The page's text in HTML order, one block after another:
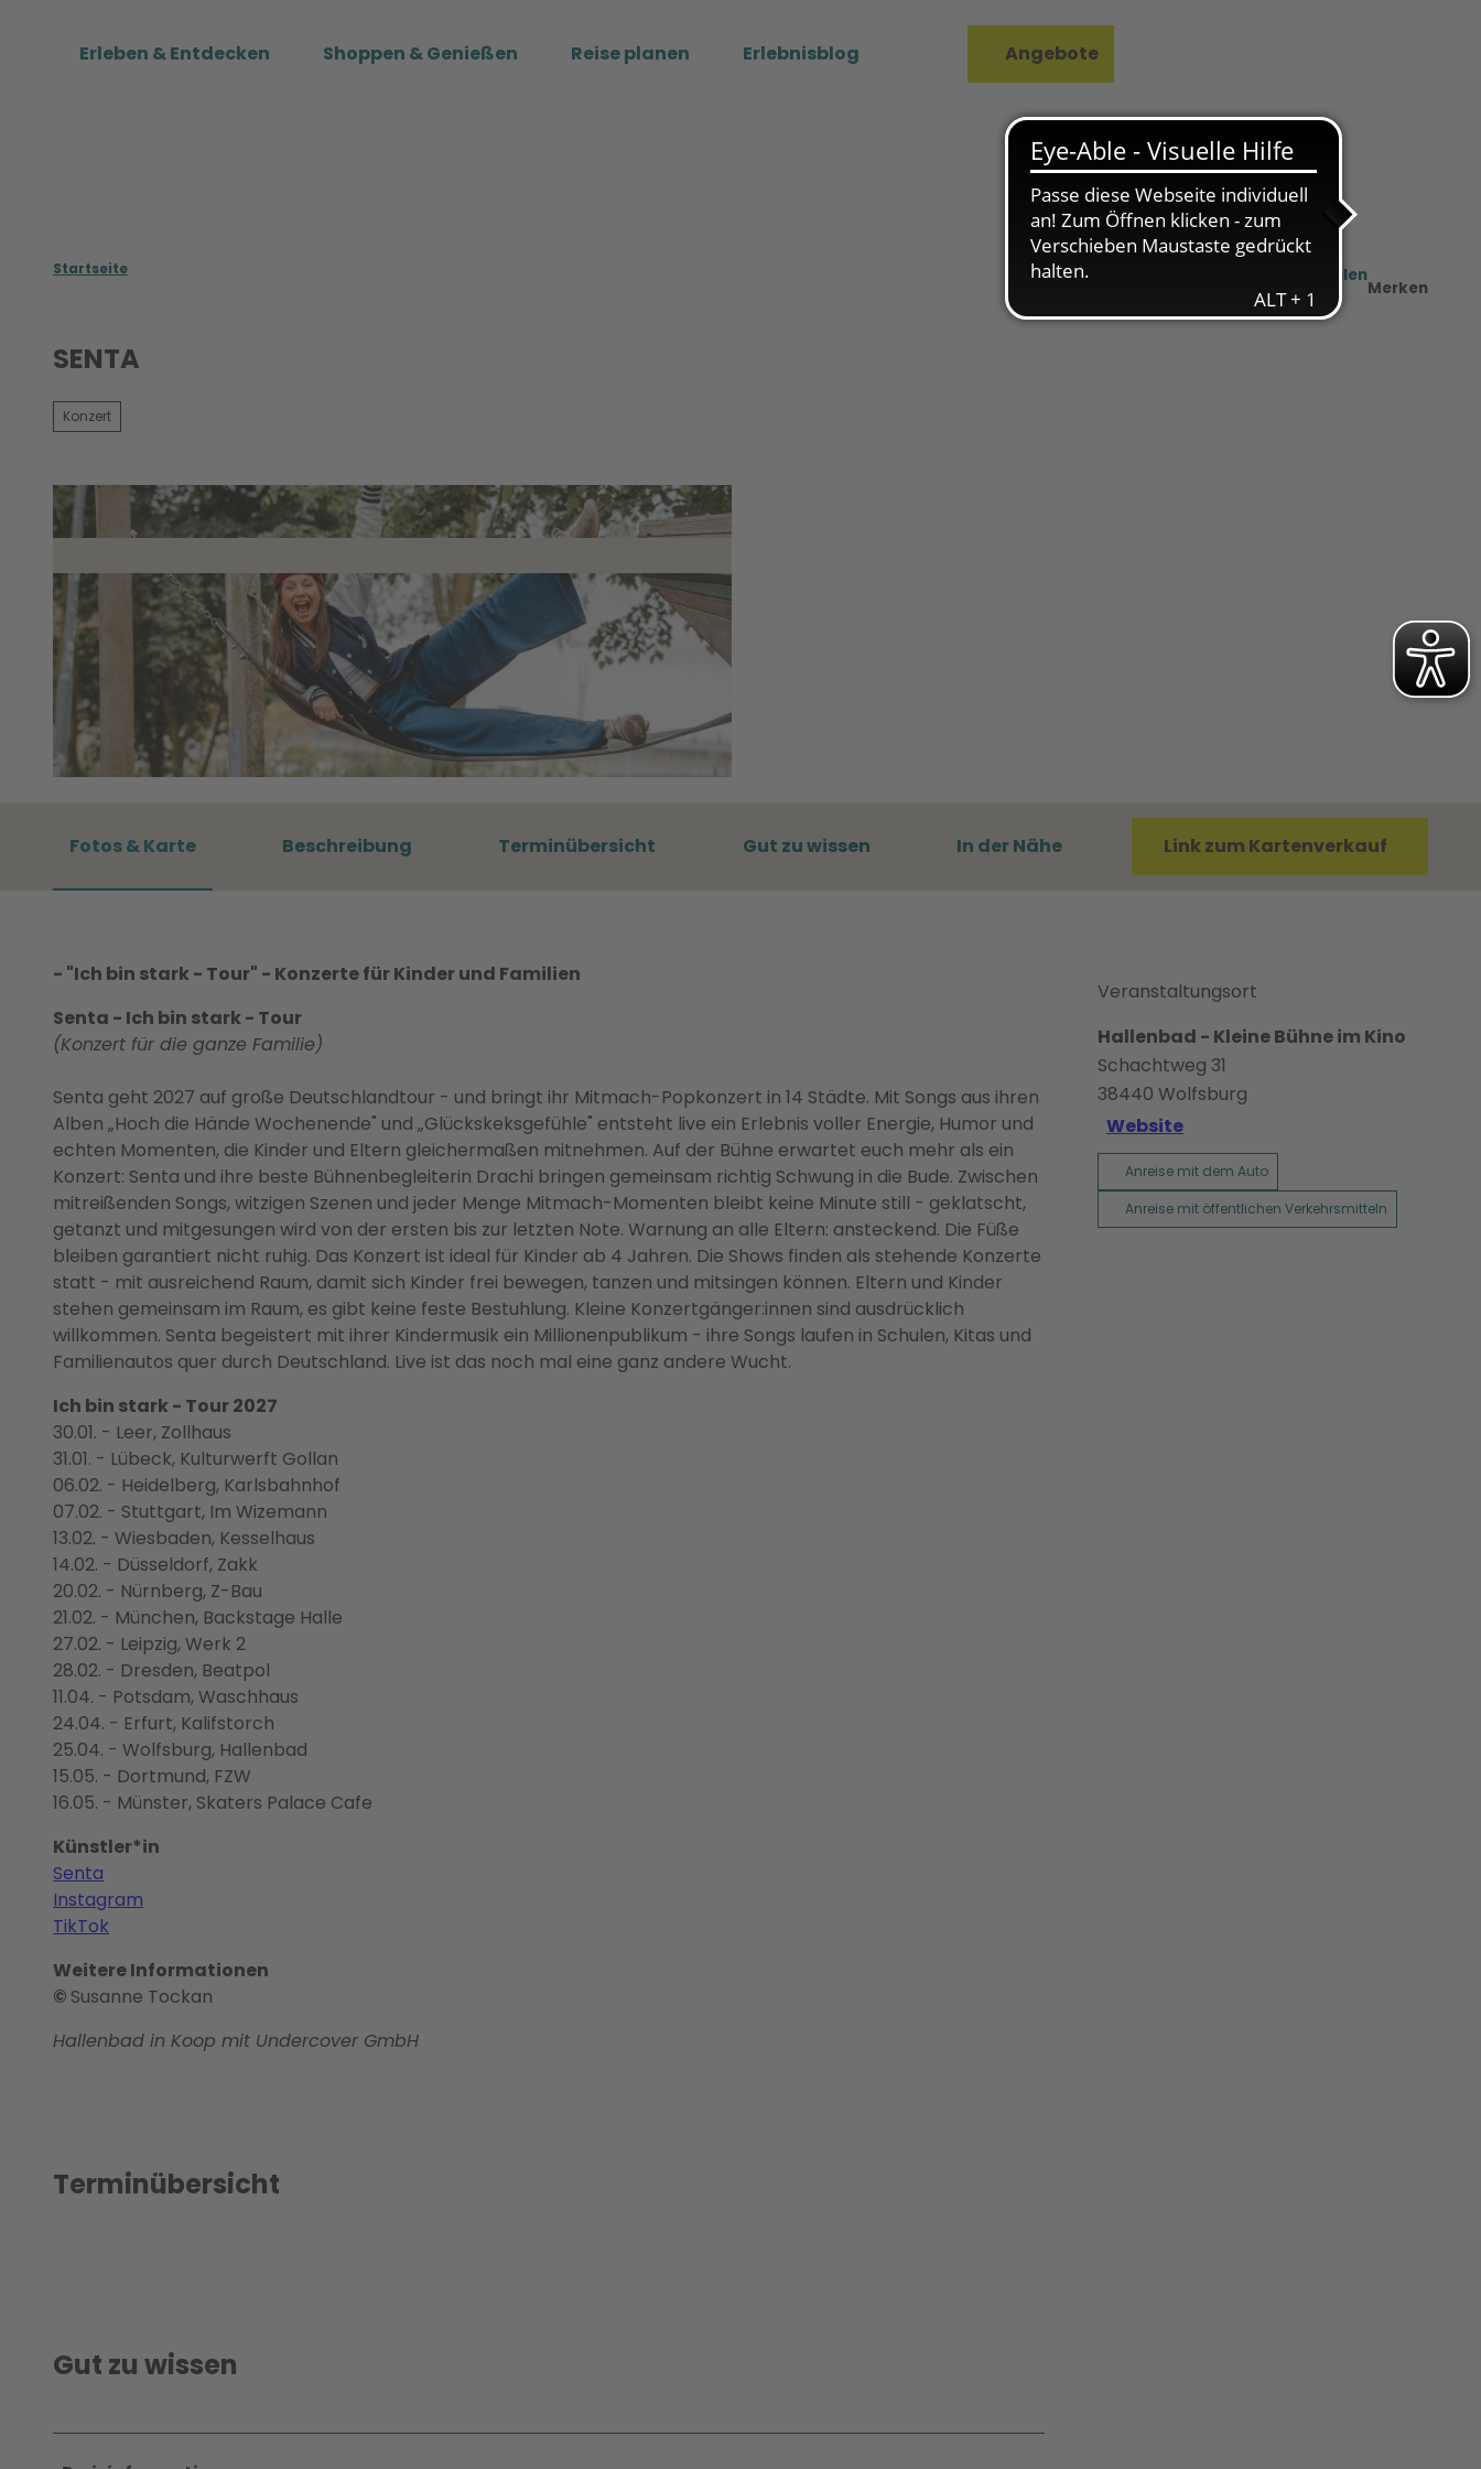
Erleben & Entdecken Shoppen & Genießen Reise planen Erlebnisblog Angebote
Startseite
PDF
Teilen
Merken
SENTA
Konzert
Fotos & Karte Beschreibung Terminübersicht Gut zu wissen In der Nähe Link zum Kartenverkauf
- "Ich bin stark - Tour" - Konzerte für Kinder und Familien
Senta - Ich bin stark - Tour
(Konzert für die ganze Familie)
Senta geht 2027 auf große Deutschlandtour - und bringt ihr Mitmach-Popkonzert in 14 Städte. Mit Songs aus ihren
Alben „Hoch die Hände Wochenende" und „Glückskeksgefühle" entsteht live ein Erlebnis voller Energie, Humor und
echten Momenten, die Kinder und Eltern gleichermaßen mitnehmen. Auf der Bühne erwartet euch mehr als ein
Konzert: Senta und ihre beste Bühnenbegleiterin Drachi bringen gemeinsam richtig Schwung in die Bude. Zwischen
mitreißenden Songs, witzigen Szenen und jeder Menge Mitmach-Momenten bleibt keine Minute still - geklatscht,
getanzt und mitgesungen wird von der ersten bis zur letzten Note. Warnung an alle Eltern: ansteckend. Die Füße
bleiben garantiert nicht ruhig. Das Konzert ist ideal für Kinder ab 4 Jahren. Die Shows finden als stehende Konzerte
statt - mit ausreichend Raum, damit sich Kinder frei bewegen, tanzen und mitsingen können. Eltern und Kinder
stehen gemeinsam im Raum, es gibt keine feste Bestuhlung. Kleine Konzertgänger:innen sind ausdrücklich
willkommen. Senta begeistert mit ihrer Kindermusik ein Millionenpublikum - ihre Songs laufen in Schulen, Kitas und
Familienautos quer durch Deutschland. Live ist das noch mal eine ganz andere Wucht.
Ich bin stark - Tour 2027
30.01. - Leer, Zollhaus
31.01. - Lübeck, Kulturwerft Gollan
06.02. - Heidelberg, Karlsbahnhof
07.02. - Stuttgart, Im Wizemann
13.02. - Wiesbaden, Kesselhaus
14.02. - Düsseldorf, Zakk
20.02. - Nürnberg, Z-Bau
21.02. - München, Backstage Halle
27.02. - Leipzig, Werk 2
28.02. - Dresden, Beatpol
11.04. - Potsdam, Waschhaus
24.04. - Erfurt, Kalifstorch
25.04. - Wolfsburg, Hallenbad
15.05. - Dortmund, FZW
16.05. - Münster, Skaters Palace Cafe
Künstler*in
Senta
Instagram
TikTok
Weitere Informationen
© Susanne Tockan
Hallenbad in Koop mit Undercover GmbH
Terminübersicht
Gut zu wissen
Veranstaltungsort
Hallenbad - Kleine Bühne im Kino
Schachtweg 31
38440 Wolfsburg
Website
Anreise mit dem Auto
Anreise mit öffentlichen Verkehrsmitteln